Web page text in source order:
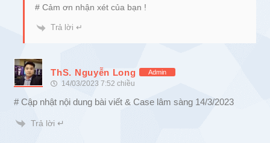
# Cảm ơn nhận xét của bạn !
Trả lời ↵
ThS. Nguyễn Long Admin
14/03/2023 7:52 chiều
# Cập nhật nội dung bài viết & Case lâm sàng 14/3/2023
Trả lời ↵